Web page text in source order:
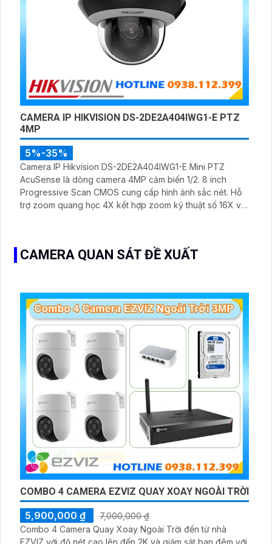
CAMERA IP HIKVISION DS-2DE2A404IWG1-E PTZ
4MP
5%-35%
Camera IP Hikvision DS-2DE2A404IWG1-E Mini PTZ
AcuSense là dòng camera 4MP cảm biến 1/2. 8 inch
Progressive Scan CMOS cung cấp hình ảnh sắc nét. Hỗ
trợ zoom quang học 4X kết hợp zoom kỹ thuật số 16X và
CAMERA QUAN SÁT ĐỀ XUẤT
COMBO 4 CAMERA EZVIZ QUAY XOAY NGOÀI TRỜI
5,900,000 ₫
7,000,000 ₫
Combo 4 Camera Quay Xoay Ngoài Trời đến từ nhà
EZVIZ với độ nét cao lên đến 2K và giám sát ban đêm với